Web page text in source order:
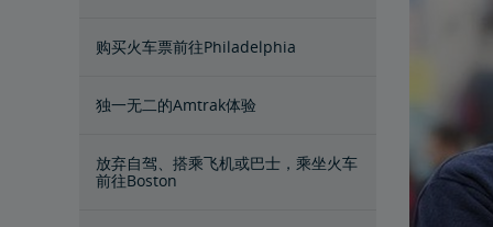
购买火车票前往Philadelphia
独一无二的Amtrak体验
放弃自驾、搭乘飞机或巴士，乘坐火车
前往Boston